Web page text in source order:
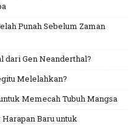
Punah Sebelum Zaman
dari Gen Neanderthal?
Melelahkan?
Memecah Tubuh Mangsa
Baru untuk